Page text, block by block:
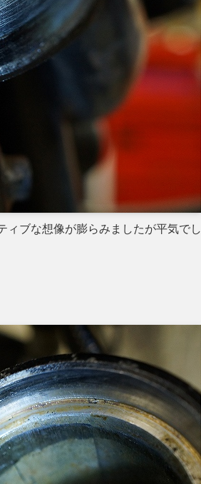
ィブな想像が膨らみましたが平気でし